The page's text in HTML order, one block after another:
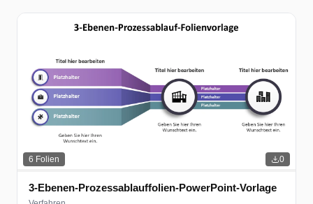
6 Folien 0
3-Ebenen-Prozessablauffolien-PowerPoint-Vorlage